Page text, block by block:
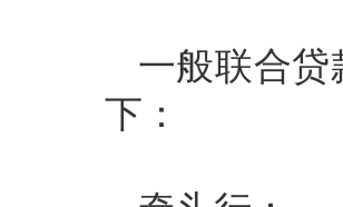
一般联合
下：